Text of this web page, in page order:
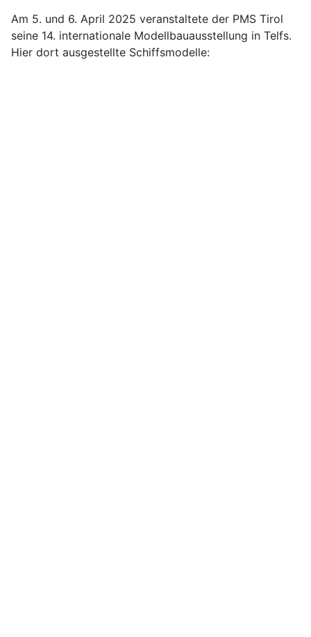
Am 5. und 6. April 2025 veranstaltete der PMS Tirol
seine 14. internationale Modellbauausstellung in Telfs.
Hier dort ausgestellte Schiffsmodelle: